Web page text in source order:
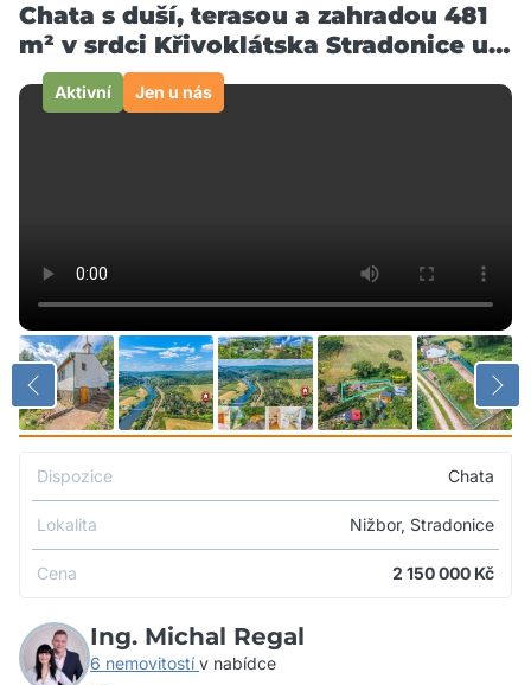
Chata s duší, terasou a zahradou 481
m² v srdci Křivoklátska Stradonice u
Nižboru
Aktivní Jen u nás
Dispozice Chata
Lokalita Nižbor, Stradonice
Cena 2 150 000 Kč
Ing. Michal Regal
6 nemovitostív nabídce